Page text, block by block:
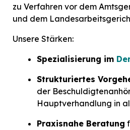
zu Verfahren vor dem
und dem
Unsere Stärken:
Spezialisierung im
Strukturiertes
der
Hauptverhandlung in
Praxisnahe Beratung